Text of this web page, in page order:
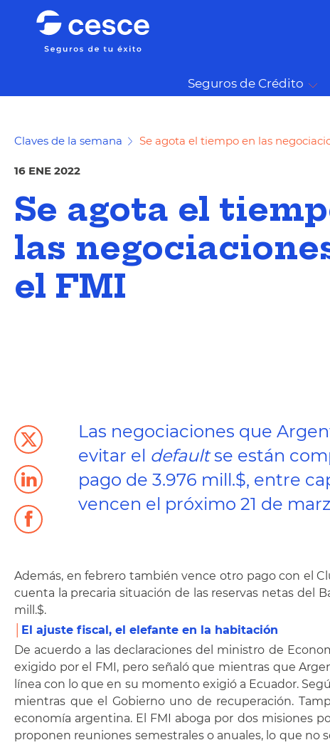
Seguros de Crédito
Claves de la semana Se agota el tiempo en las
16 ENE 2022
Se agota el
las
el FMI
Las negociaciones que
evitar el defaultse están
pago de 3.976 mill.$, entre
vencen el próximo 21 de
Además, en febrero también vence otro pago con el
cuenta la precaria situación de las reservas netas del
mill.$.
El ajuste fiscal, el elefante en la habitación
De acuerdo a las declaraciones del ministro de
exigido por el FMI, pero señaló que mientras que
línea con lo que en su momento exigió a Ecuador.
mientras que el Gobierno uno de recuperación.
economía argentina. El FMI aboga por dos misiones
proponen reuniones semestrales o anuales, lo que